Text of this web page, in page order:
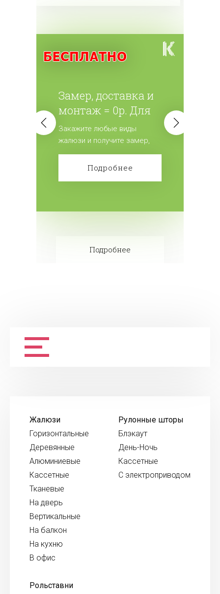
Замер, доставка и
монтаж = 0р. Для
всех жалюзи.
Закажите любые виды
жалюзи и получите замер,
доставку и монтаж
бесплатно! Сделайте заказ!
Подробнее
Подробнее
Жалюзи
Горизонтальные
Деревянные
Алюминиевые
Кассетные
Тканевые
На дверь
Вертикальные
На балкон
На кухню
В офис
Рулонные шторы
Блэкаут
День-Ночь
Кассетные
С электроприводом
Рольставни